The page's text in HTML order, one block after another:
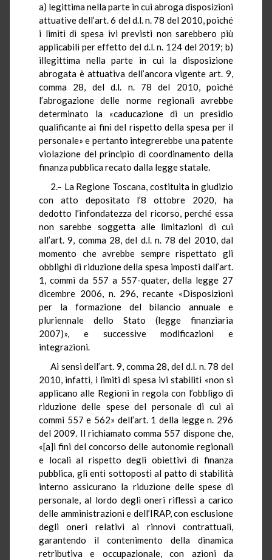
a) legittima nella parte in cui abroga disposizioni
attuative dell’art. 6 del d.l. n. 78 del 2010, poiché
i limiti di spesa ivi previsti non sarebbero più
applicabili per effetto del d.l. n. 124 del 2019; b)
illegittima nella parte in cui la disposizione
abrogata è attuativa dell’ancora vigente art. 9,
comma 28, del d.l. n. 78 del 2010, poiché
l’abrogazione delle norme regionali avrebbe
determinato la «caducazione di un presidio
qualificante ai fini del rispetto della spesa per il
personale» e pertanto integrerebbe una patente
violazione del principio di coordinamento della
finanza pubblica recato dalla legge statale.
2.– La Regione Toscana, costituita in giudizio
con atto depositato l’8 ottobre 2020, ha
dedotto l’infondatezza del ricorso, perché essa
non sarebbe soggetta alle limitazioni di cui
all’art. 9, comma 28, del d.l. n. 78 del 2010, dal
momento che avrebbe sempre rispettato gli
obblighi di riduzione della spesa imposti dall’art.
1, commi da 557 a 557-quater, della legge 27
dicembre 2006, n. 296, recante «Disposizioni
per la formazione del bilancio annuale e
pluriennale dello Stato (legge finanziaria
2007)», e successive modificazioni e
integrazioni.
Ai sensi dell’art. 9, comma 28, del d.l. n. 78 del
2010, infatti, i limiti di spesa ivi stabiliti «non si
applicano alle Regioni in regola con l’obbligo di
riduzione delle spese del personale di cui ai
commi 557 e 562» dell’art. 1 della legge n. 296
del 2009. Il richiamato comma 557 dispone che,
«[a]i fini del concorso delle autonomie regionali
e locali al rispetto degli obiettivi di finanza
pubblica, gli enti sottoposti al patto di stabilità
interno assicurano la riduzione delle spese di
personale, al lordo degli oneri riflessi a carico
delle amministrazioni e dell’IRAP, con esclusione
degli oneri relativi ai rinnovi contrattuali,
garantendo il contenimento della dinamica
retributiva e occupazionale, con azioni da